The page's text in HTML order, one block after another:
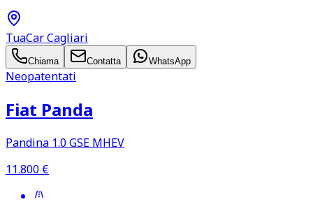
TuaCar Cagliari
Chiama Contatta WhatsApp
Neopatentati
Fiat Panda
Pandina 1.0 GSE MHEV
11.800 €